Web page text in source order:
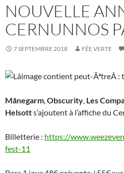
NOUVELLE
CERNUNNOS
7 SEPTEMBRE 2018 FÉE VERTE
Månegarm,Obscurity, Les
Helsotts’ajoutent à l’affiche du
Billetterie : https://
fest-11